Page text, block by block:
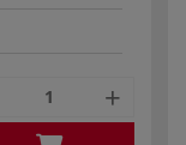
+